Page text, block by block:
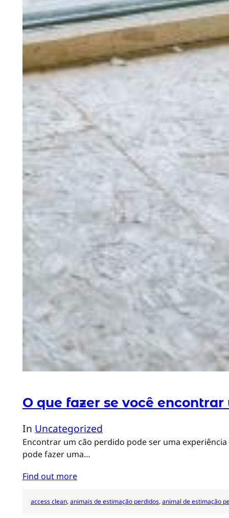
O que fazer se você
In Uncategorized
Encontrar um cão perdido pode ser uma
pode fazer uma…
Find out more
access clean, animais de estimação perdidos, animal de estimação